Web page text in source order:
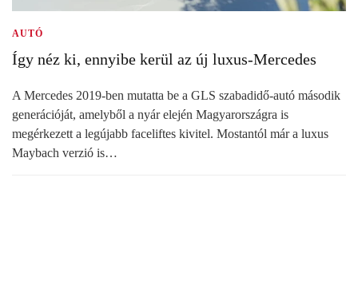
AUTÓ
Így néz ki, ennyibe kerül az új luxus-Mercedes
A Mercedes 2019-ben mutatta be a GLS szabadidő-autó második
generációját, amelyből a nyár elején Magyarországra is
megérkezett a legújabb faceliftes kivitel. Mostantól már a luxus
Maybach verzió is…